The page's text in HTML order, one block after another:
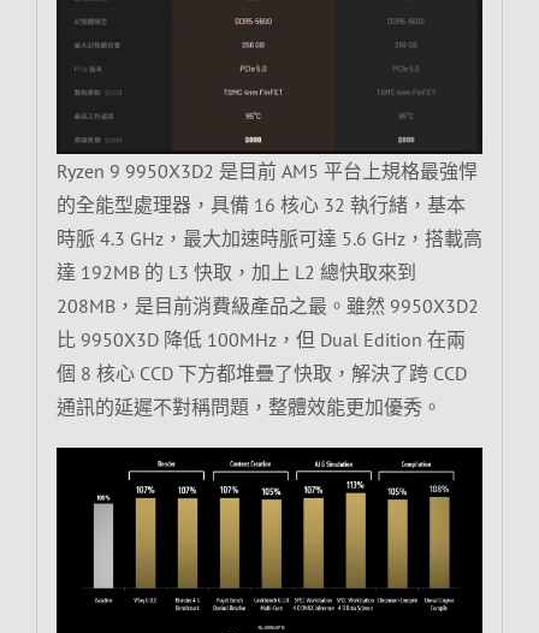
Ryzen 9 9950X3D2 是目前 AM5 平台上規格最強悍
的全能型處理器，具備 16 核心 32 執行緒，基本
時脈 4.3 GHz，最大加速時脈可達 5.6 GHz，搭載高
達 192MB 的 L3 快取，加上 L2 總快取來到
208MB，是目前消費級產品之最。雖然 9950X3D2
比 9950X3D 降低 100MHz，但 Dual Edition 在兩
個 8 核心 CCD 下方都堆疊了快取，解決了跨 CCD
通訊的延遲不對稱問題，整體效能更加優秀。